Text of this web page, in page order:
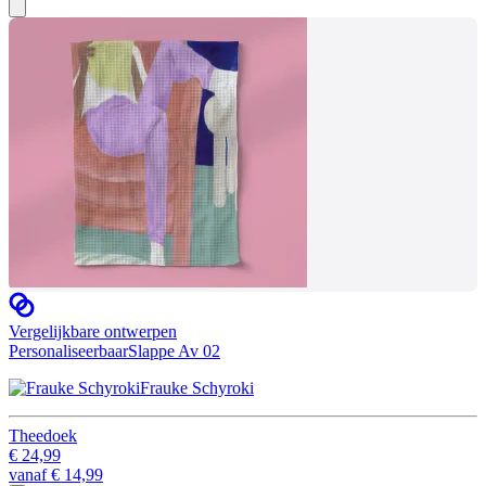
Vergelijkbare ontwerpen
PersonaliseerbaarSlappe Av 02
Frauke Schyroki
Theedoek
€ 24,99
vanaf€ 14,99